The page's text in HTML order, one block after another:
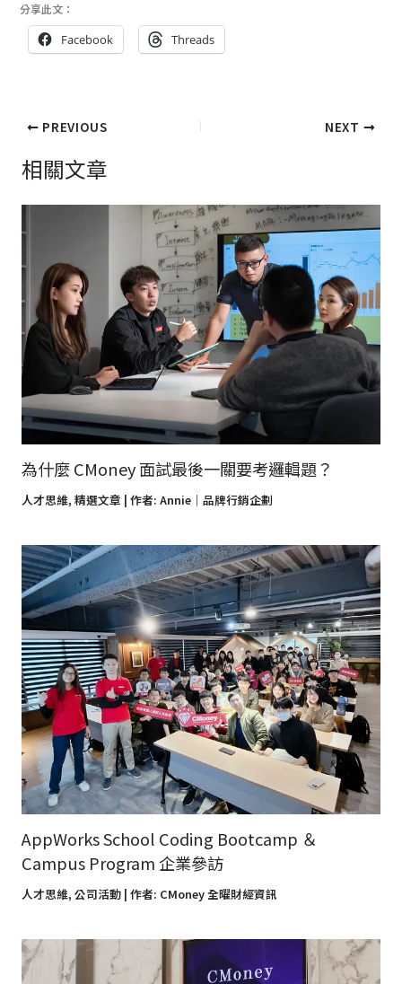
分享此文：
Facebook Threads
PREVIOUS NEXT
相關文章
為什麼 CMoney 面試最後一關要考邏輯題？
人才思維, 精選文章 | 作者: Annie｜品牌行銷企劃
AppWorks School Coding Bootcamp ＆
Campus Program 企業參訪
人才思維, 公司活動| 作者: CMoney 全曜財經資訊